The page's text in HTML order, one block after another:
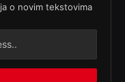
o novim tekstovima